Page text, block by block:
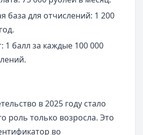
база для отчислений: 1 200
1 балл за каждые 100 000
в 2025 году стало
роль только возросла. Это
во